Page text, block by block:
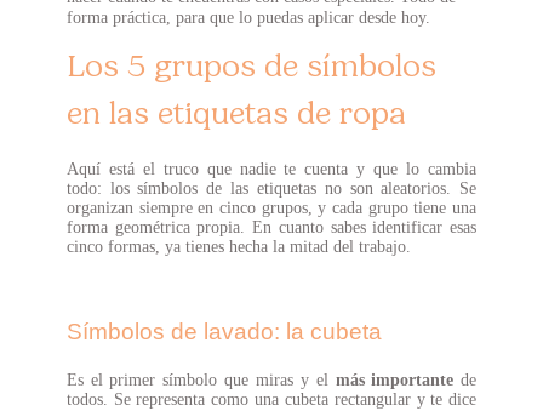
forma práctica, para que lo puedas aplicar desde hoy.
Los 5 grupos de símbolos
en las etiquetas de ropa
Aquí está el truco que nadie te cuenta y que lo cambia
todo: los símbolos de las etiquetas no son aleatorios. Se
organizan siempre en cinco grupos, y cada grupo tiene una
forma geométrica propia. En cuanto sabes identificar esas
cinco formas, ya tienes hecha la mitad del trabajo.
Símbolos de lavado: la cubeta
Es el primer símbolo que miras y el más importante de
todos. Se representa como una cubeta rectangular y te dice